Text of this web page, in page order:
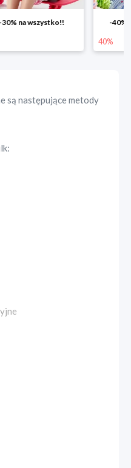
-40% na drugą sztukę
25%
są następujące metody
: